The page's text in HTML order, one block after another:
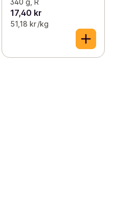
340 g, R
17,40 kr
51,18 kr /kg